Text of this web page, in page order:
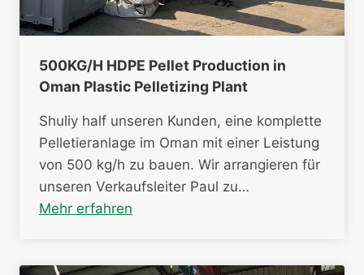
500KG/H HDPE Pellet Production in
Oman Plastic Pelletizing Plant
Shuliy half unseren Kunden, eine komplette
Pelletieranlage im Oman mit einer Leistung
von 500 kg/h zu bauen. Wir arrangieren für
unseren Verkaufsleiter Paul zu…
Mehr erfahren